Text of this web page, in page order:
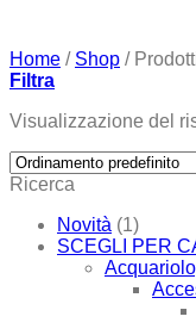
Home / Shop /
Filtra
Visualizzazione del
Ricerca
Novità (1)
SCEGLI PER